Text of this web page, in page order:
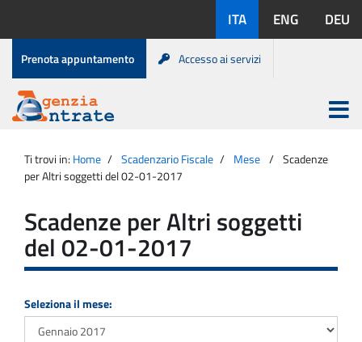
contenuto
disponibili:
ITA ENG DEU
Menu
di
servizio
Prenota appuntamento Accesso ai servizi
Agenzia
Entrate
Apri
menu
principale
Ti trovi in: Home Scadenzario Fiscale Mese
Scadenze
per Altri soggetti del 02-01-2017
Scadenze per Altri soggetti
del 02-01-2017
Seleziona il mese: